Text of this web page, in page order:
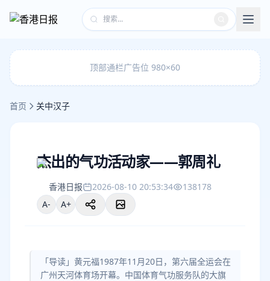
顶部通栏广告位 980×60
首页 关中汉子
杰出的气功活动家——郭周礼
香港日报 2026-08-10 20:53:34
138178
A-
A+
「导读」黄元福1987年11月20日，第六届全运会在
广州天河体育场开幕。中国体育气功服务队的大旗